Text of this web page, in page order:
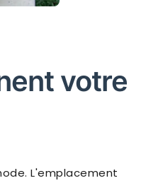
votre
L'emplacement